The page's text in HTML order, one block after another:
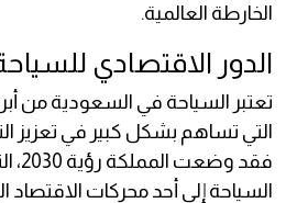
الخارطة العالمية.
الدور الاقتصادي
تعتبر السياحة في السعودية من
التي تساهم بشكل كبير في تعزيز
فقد
السياحة إلى أحد محركات الاقتصاد